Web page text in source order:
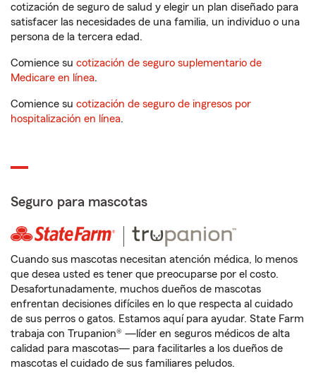
cotización de seguro de salud y elegir un plan diseñado para
satisfacer las necesidades de una familia, un individuo o una
persona de la tercera edad.
Comience su cotización de seguro suplementario de
Medicare en línea.
Comience su cotización de seguro de ingresos por
hospitalización en línea.
Seguro para mascotas
Cuando sus mascotas necesitan atención médica, lo menos
que desea usted es tener que preocuparse por el costo.
Desafortunadamente, muchos dueños de mascotas
enfrentan decisiones difíciles en lo que respecta al cuidado
de sus perros o gatos. Estamos aquí para ayudar. State Farm
trabaja con Trupanion® —líder en seguros médicos de alta
calidad para mascotas— para facilitarles a los dueños de
mascotas el cuidado de sus familiares peludos.